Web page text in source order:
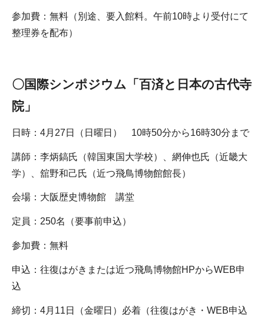
参加費：無料（別途、要入館料。午前10時より受付にて
整理券を配布）
〇国際シンポジウム「百済と日本の古代寺
院」
日時：4月27日（日曜日） 10時50分から16時30分まで
講師：李炳鎬氏（韓国東国大学校）、網伸也氏（近畿大
学）、舘野和己氏（近つ飛鳥博物館館長）
会場：大阪歴史博物館 講堂
定員：250名（要事前申込）
参加費：無料
申込：往復はがきまたは近つ飛鳥博物館HPからWEB申
込
締切：4月11日（金曜日）必着（往復はがき・WEB申込